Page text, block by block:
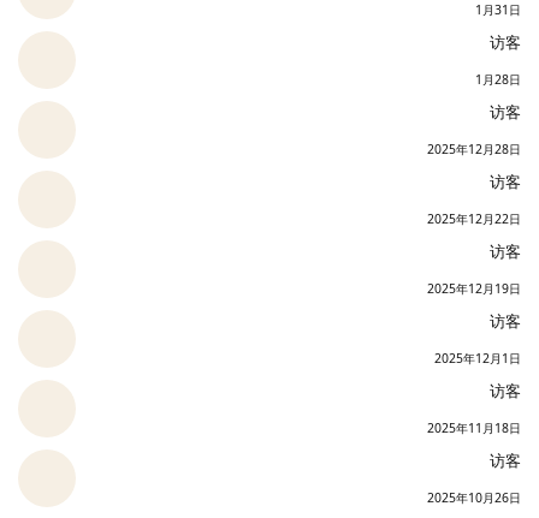
1月31日
访客
1月28日
访客
2025年12月28日
访客
2025年12月22日
访客
2025年12月19日
访客
2025年12月1日
访客
2025年11月18日
访客
2025年10月26日